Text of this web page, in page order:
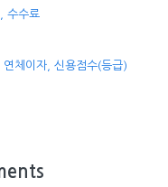
수수료
체이자, 신용점수(등급)